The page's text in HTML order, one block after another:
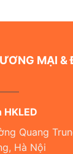
MẠI &
Quang
Hà Nội